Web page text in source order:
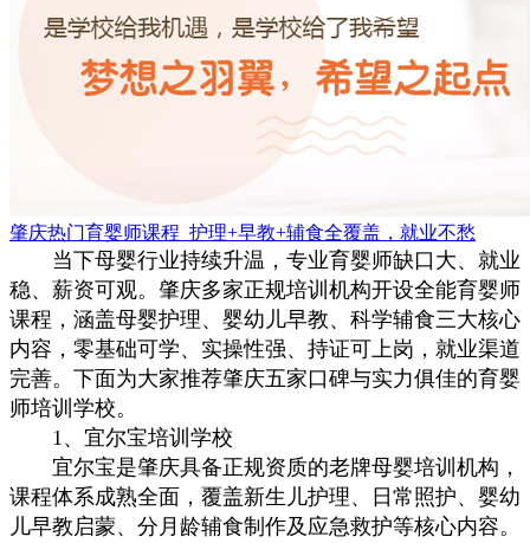
肇庆热门育婴师课程_护理+早教+辅食全覆盖，就业不愁
当下母婴行业持续升温，专业育婴师缺口大、就业
稳、薪资可观。肇庆多家正规培训机构开设全能育婴师
课程，涵盖母婴护理、婴幼儿早教、科学辅食三大核心
内容，零基础可学、实操性强、持证可上岗，就业渠道
完善。下面为大家推荐肇庆五家口碑与实力俱佳的育婴
师培训学校。
1、宜尔宝培训学校
宜尔宝是肇庆具备正规资质的老牌母婴培训机构，
课程体系成熟全面，覆盖新生儿护理、日常照护、婴幼
儿早教启蒙、分月龄辅食制作及应急救护等核心内容。